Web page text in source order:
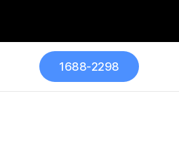
1688-2298